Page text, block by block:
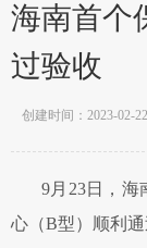
海南首个
过验收
9月23日，
心（B型）顺利
创建时间： 2023-02-22